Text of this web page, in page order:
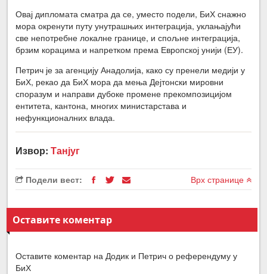
Овај дипломата сматра да се, уместо подели, БиХ снажно
мора окренути путу унутрашњих интеграција, уклањајући
све непотребне локалне границе, и спољне интеграција,
брзим корацима и напретком према Европској унији (ЕУ).
Петрич је за агенцију Анадолија, како су пренели медији у
БиХ, рекао да БиХ мора да мења Дејтонски мировни
споразум и направи дубоке промене прекомпозицијом
ентитета, кантона, многих министарстава и
нефункционалних влада.
Извор:Танјуг
Подели вест: Врх странице
Оставите коментар
Оставите коментар на Додик и Петрич о референдуму у
БиХ